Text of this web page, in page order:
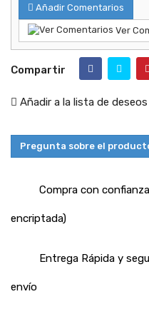
Añadir Comentarios
Ver
Compartir
Añadir a la lista de deseos
Pregunta sobre el
Compra con
encriptada)
Entrega Rápida y
envío